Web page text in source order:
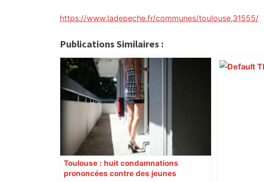
https://www.ladepeche.fr/communes/toulouse,31555/
Publications Similaires :
Toulouse : huit condamnations
prononcées contre des jeunes